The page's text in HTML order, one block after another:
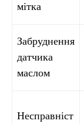
мітка
Забруднення
датчика
маслом
Несправніст